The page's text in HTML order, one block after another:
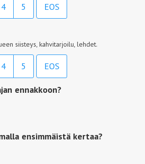
4 5 EOS
siisteys, kahvitarjoilu, lehdet.
4 5 EOS
ennakkoon?
ensimmäistä kertaa?